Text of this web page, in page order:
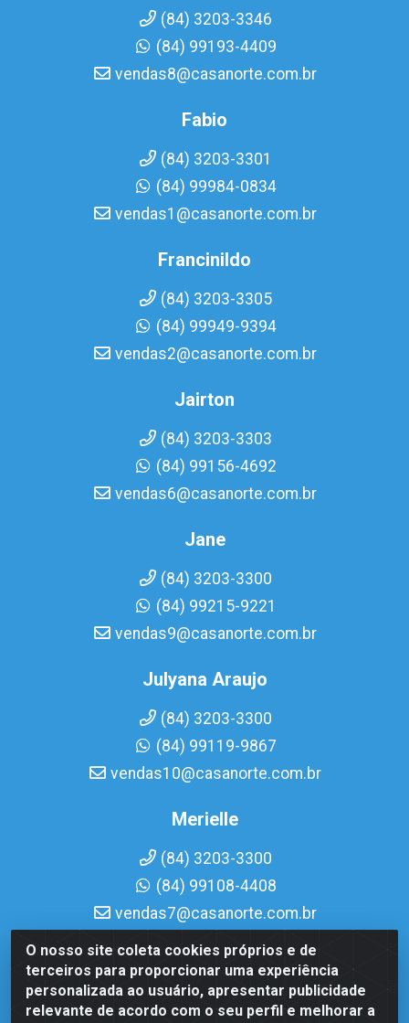
O nosso site coleta cookies próprios e de
terceiros para proporcionar uma experiência
personalizada ao usuário, apresentar publicidade
relevante de acordo com o seu perfil e melhorar a
(84) 3203-3346
(84) 99193-4409
vendas8@casanorte.com.br
Fabio
(84) 3203-3301
(84) 99984-0834
vendas1@casanorte.com.br
Francinildo
(84) 3203-3305
(84) 99949-9394
vendas2@casanorte.com.br
Jairton
(84) 3203-3303
(84) 99156-4692
vendas6@casanorte.com.br
Jane
(84) 3203-3300
(84) 99215-9221
vendas9@casanorte.com.br
Julyana Araujo
(84) 3203-3300
(84) 99119-9867
vendas10@casanorte.com.br
Merielle
(84) 3203-3300
(84) 99108-4408
vendas7@casanorte.com.br
Casa Norte LTDA - Av. Interventor Mário Câmara, 1815 -
Dix-Sept Rosado, Natal/RN - CEP 59054-600 - CNPJ
08.713.513/0001-51